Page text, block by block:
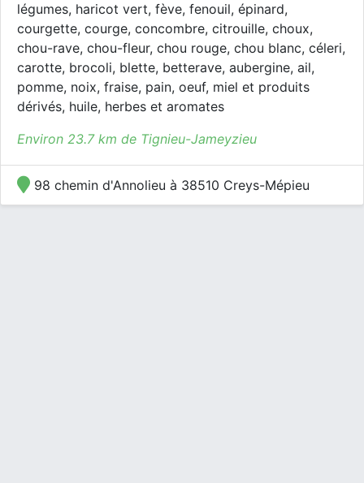
légumes, haricot vert, fève, fenouil, épinard,
courgette, courge, concombre, citrouille, choux,
chou-rave, chou-fleur, chou rouge, chou blanc, céleri,
carotte, brocoli, blette, betterave, aubergine, ail,
pomme, noix, fraise, pain, oeuf, miel et produits
dérivés, huile, herbes et aromates
Environ 23.7 km de Tignieu-Jameyzieu
98 chemin d'Annolieu à 38510 Creys-Mépieu